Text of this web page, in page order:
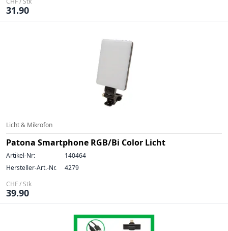
31.90
Licht & Mikrofon
Patona Smartphone RGB/Bi Color Licht
Artikel-Nr:
140464
Hersteller-Art.-Nr.
4279
CHF / Stk
39.90